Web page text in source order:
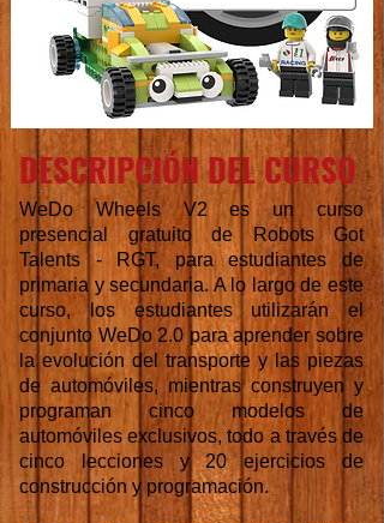
DESCRIPCIÓN DEL CURSO
WeDo Wheels V2 es un curso
presencial gratuito de Robots Got
Talents - RGT, para estudiantes de
primaria y secundaria. A lo largo de este
curso, los estudiantes utilizarán el
conjunto WeDo 2.0 para aprender sobre
la evolución del transporte y las piezas
de automóviles, mientras construyen y
programan cinco modelos de
automóviles exclusivos, todo a través de
cinco lecciones y 20 ejercicios de
construcción y programación.